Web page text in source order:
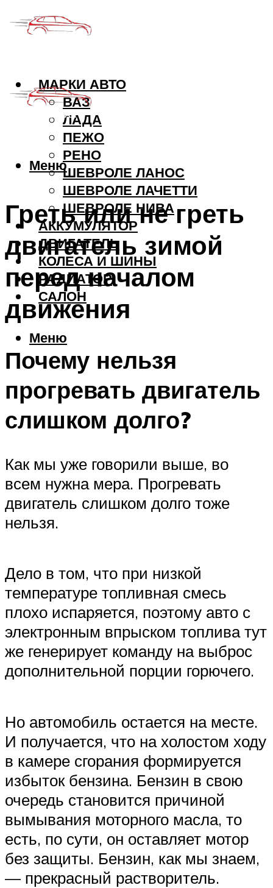
МАРКИ АВТО
ВАЗ
ЛАДА
ПЕЖО
РЕНО
ШЕВРОЛЕ ЛАНОС
ШЕВРОЛЕ ЛАЧЕТТИ
ШЕВРОЛЕ НИВА
АККУМУЛЯТОР
ДВИГАТЕЛЬ
КОЛЕСА И ШИНЫ
РАДИАТОР
САЛОН
Меню
Меню
Греть или не греть
двигатель зимой
перед началом
движения
Почему нельзя
прогревать двигатель
слишком долго?
Как мы уже говорили выше, во
всем нужна мера. Прогревать
двигатель слишком долго тоже
нельзя.
Дело в том, что при низкой
температуре топливная смесь
плохо испаряется, поэтому авто с
электронным впрыском топлива тут
же генерирует команду на выброс
дополнительной порции горючего.
Но автомобиль остается на месте.
И получается, что на холостом ходу
в камере сгорания формируется
избыток бензина. Бензин в свою
очередь становится причиной
вымывания моторного масла, то
есть, по сути, он оставляет мотор
без защиты. Бензин, как мы знаем,
— прекрасный растворитель.